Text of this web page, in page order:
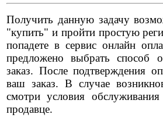
Получить данную задачу
"купить" и пройти простую
попадете в сервис онлайн
предложено выбрать способ
заказ. После подтверждения
ваш заказ. В случае
смотри условия
продавце.